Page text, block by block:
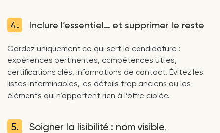
4. Inclure l’essentiel… et supprimer le reste
Gardez uniquement ce qui sert la candidature :
expériences pertinentes, compétences utiles,
certifications clés, informations de contact. Évitez les
listes interminables, les détails trop anciens ou les
éléments qui n’apportent rien à l’offre ciblée.
5.
Soigner la lisibilité : nom visible,